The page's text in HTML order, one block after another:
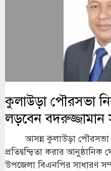
কুলাউড়া পৌরসভা
লড়বেন
আসন্ন কুলাউড়া পৌরসভা
প্রতিদ্বন্দ্বিতা করার
উপজেলা বিএনপির সাধারণ